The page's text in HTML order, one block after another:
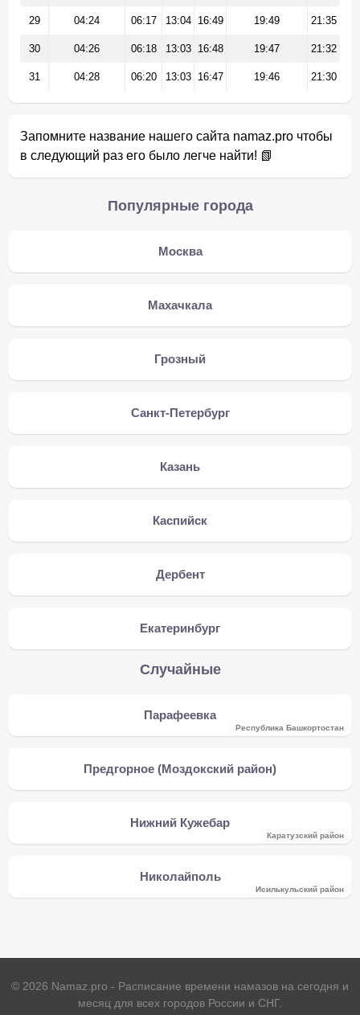
29 04:24 06:17 13:04 16:49 19:49 21:35
30 04:26 06:18 13:03 16:48 19:47 21:32
31 04:28 06:20 13:03 16:47 19:46 21:30
Запомните название нашего сайта namaz.pro чтобы
в следующий раз его было легче найти! 📗
Популярные города
Москва
Махачкала
Грозный
Санкт-Петербург
Казань
Каспийск
Дербент
Екатеринбург
Случайные
Парафеевка
Республика Башкортостан
Предгорное (Моздокский район)
Нижний Кужебар
Каратузский район
Николайполь
Исилькульский район
© 2026 Namaz.pro - Расписание времени намазов на сегодня и
месяц для всех городов России и СНГ.